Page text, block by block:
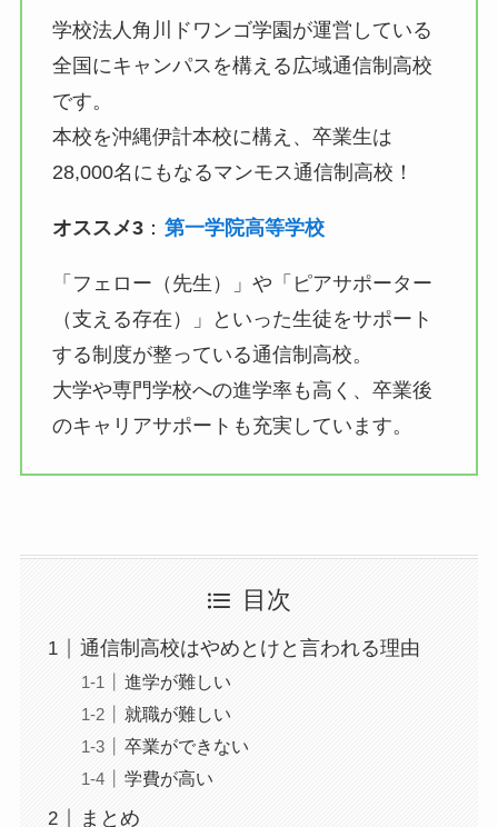
学校法人角川ドワンゴ学園が運営している
全国にキャンパスを構える広域通信制高校
です。
本校を沖縄伊計本校に構え、卒業生は
28,000名にもなるマンモス通信制高校！
オススメ3： 第一学院高等学校
「フェロー（先生）」や「ピアサポーター
（支える存在）」といった生徒をサポート
する制度が整っている通信制高校。
大学や専門学校への進学率も高く、卒業後
のキャリアサポートも充実しています。
目次
通信制高校はやめとけと言われる理由
進学が難しい
就職が難しい
卒業ができない
学費が高い
まとめ